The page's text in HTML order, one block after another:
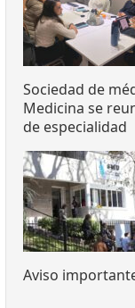
Sociedad de
Medicina se
de especialidad
Aviso